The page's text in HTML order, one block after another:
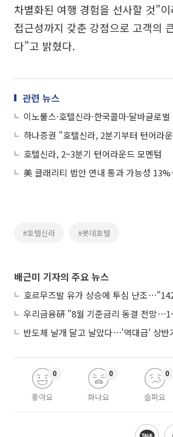
차별화된 여행 경험을 선사할 것”
접근성까지 갖춘 강점으로 고객의
다”고 밝혔다.
관련 뉴스
이노룰스·호텔신라·한국콜마·달바글로벌
호텔신라, 2~3분기 턴어라운드 모멘텀
#호텔신라 #롯데호텔
배근미 기자의 주요 뉴스
좋아요
0
화나요
0
슬퍼요
0